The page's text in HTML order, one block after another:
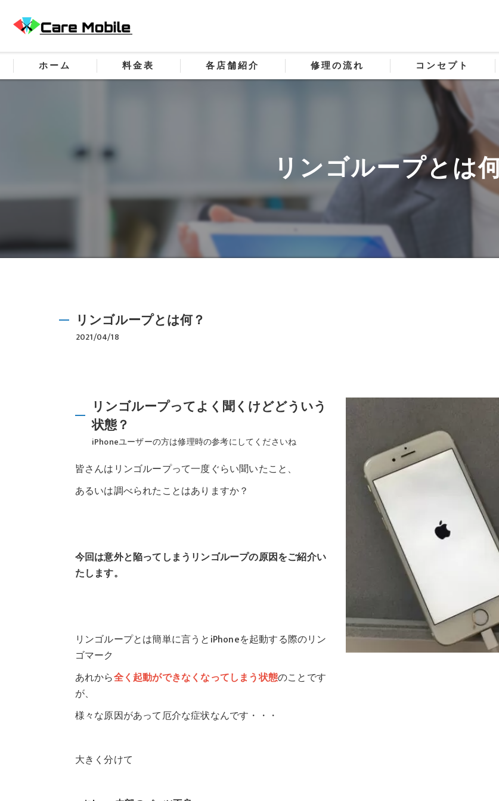
ホーム 料金表 各店舗紹介 修理の流れ コンセプト
リンゴループとは
リンゴループとは何？
2021/04/18
リンゴループってよく聞くけどどういう
状態？
iPhoneユーザーの方は修理時の参考にしてくださいね
皆さんはリンゴループって一度ぐらい聞いたこと、
あるいは調べられたことはありますか？
今回は意外と陥ってしまうリンゴループの原因をご紹介い
たします。
リンゴループとは簡単に言うとiPhoneを起動する際のリン
ゴマーク
あれから全く起動ができなくなってしまう状態のことです
が、
様々な原因があって厄介な症状なんです・・・
大きく分けて